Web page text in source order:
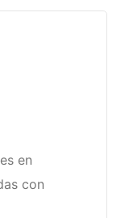
en
con